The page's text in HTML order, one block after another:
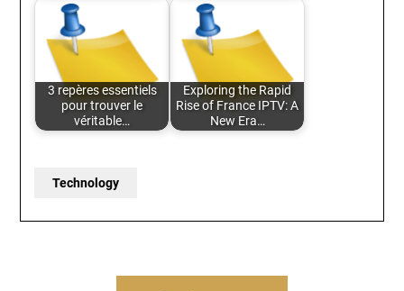
3 repères essentiels
pour trouver le
véritable…
Exploring the Rapid
Rise of France IPTV: A
New Era…
Technology